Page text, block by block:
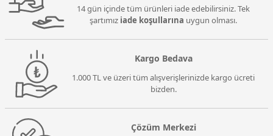
14 gün içinde tüm ürünleri iade edebilirsiniz. Tek
şartımız iade koşullarına uygun olması.
Kargo Bedava
1.000 TL ve üzeri tüm alışverişlerinizde kargo ücreti
bizden.
Çözüm Merkezi